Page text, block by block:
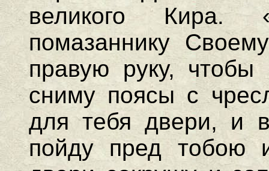
великого Кира.
помазаннику
правую руку,
сниму поясы с
для тебя двери, и
пойду пред тобою